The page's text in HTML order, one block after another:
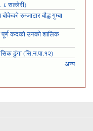
८ सल्लेरी)
रुम्जाटार बौद्ध गुम्बा
पूर्ण कदको उनको शालिक
ढुंगा (सि.न.पा.१२)
अन्य